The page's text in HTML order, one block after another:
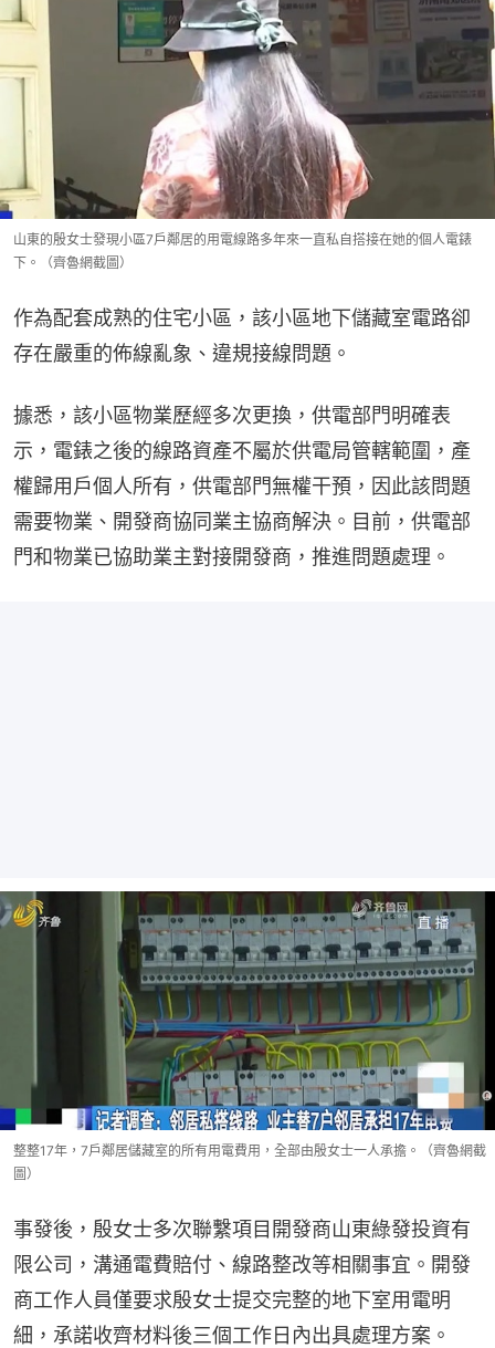
山東的殷女士發現小區7戶鄰居的用電線路多年來一直私自搭接在她的個人電錶
下。（齊魯網截圖）
作為配套成熟的住宅小區，該小區地下儲藏室電路卻
存在嚴重的佈線亂象、違規接線問題。
據悉，該小區物業歷經多次更換，供電部門明確表
示，電錶之後的線路資產不屬於供電局管轄範圍，產
權歸用戶個人所有，供電部門無權干預，因此該問題
需要物業、開發商協同業主協商解決。目前，供電部
門和物業已協助業主對接開發商，推進問題處理。
整整17年，7戶鄰居儲藏室的所有用電費用，全部由殷女士一人承擔。（齊魯網截
圖）
事發後，殷女士多次聯繫項目開發商山東綠發投資有
限公司，溝通電費賠付、線路整改等相關事宜。開發
商工作人員僅要求殷女士提交完整的地下室用電明
細，承諾收齊材料後三個工作日內出具處理方案。